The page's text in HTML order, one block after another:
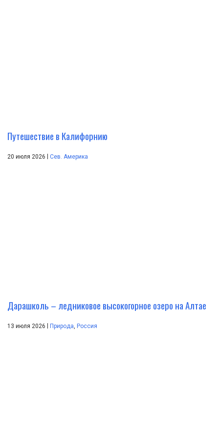
Путешествие в Калифорнию
20 июля 2026 Сев. Америка
Дарашколь – ледниковое высокогорное озеро на Алтае
13 июля 2026 Природа, Россия